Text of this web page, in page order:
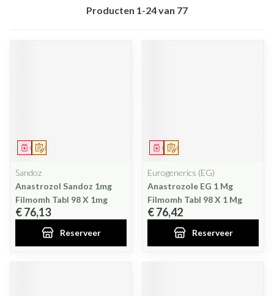
Producten 1-24van 77
Op voorschrift
Geneesmiddel
Sandoz
Anastrozol Sandoz 1mg
Filmomh Tabl 98 X 1mg
€ 76,13
Reserveer
Op voorschrift
Geneesmiddel
Eurogenerics (EG)
Anastrozole EG 1 Mg
Filmomh Tabl 98 X 1 Mg
€ 76,42
Reserveer